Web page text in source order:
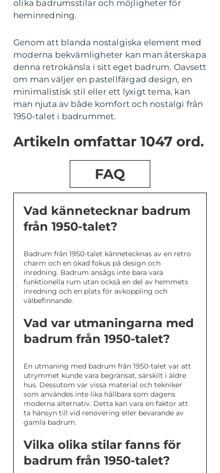
olika badrumsstilar och möjligheter för
heminredning.
Genom att blanda nostalgiska element med
moderna bekvämligheter kan man återskapa
denna retrokänsla i sitt eget badrum. Oavsett
om man väljer en pastellfärgad design, en
minimalistisk stil eller ett lyxigt tema, kan
man njuta av både komfort och nostalgi från
1950-talet i badrummet.
Artikeln omfattar 1047 ord.
FAQ
Vad kännetecknar badrum
från 1950-talet?
Badrum från 1950-talet kännetecknas av en retro
charm och en ökad fokus på design och
inredning. Badrum ansågs inte bara vara
funktionella rum utan också en del av hemmets
inredning och en plats för avkoppling och
välbefinnande.
Vad var utmaningarna med
badrum från 1950-talet?
En utmaning med badrum från 1950-talet var att
utrymmet kunde vara begränsat, särskilt i äldre
hus. Dessutom var vissa material och tekniker
som användes inte lika hållbara som dagens
moderna alternativ. Detta kan vara en faktor att
ta hänsyn till vid renovering eller bevarande av
gamla badrum.
Vilka olika stilar fanns för
badrum från 1950-talet?